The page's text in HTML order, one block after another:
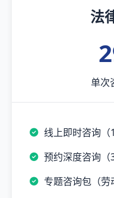
法
单次
线上即时咨询（
预约深度咨询（
专题咨询包（劳